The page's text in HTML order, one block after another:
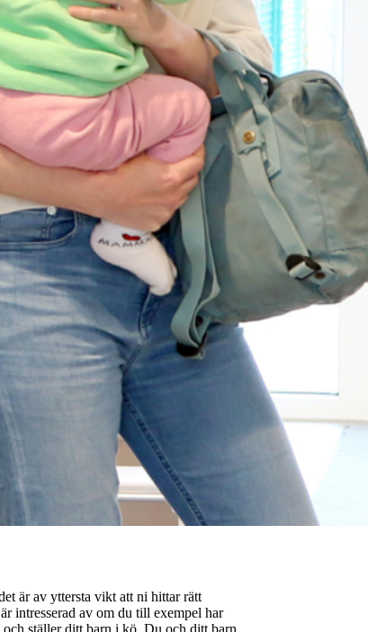
är av yttersta vikt att ni hittar rätt
intresserad av om du till exempel har